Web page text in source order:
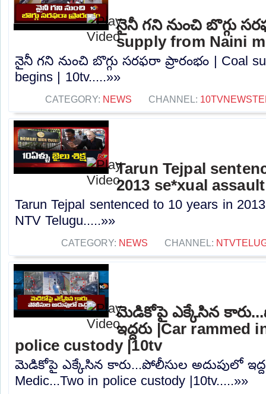
నైనీ గని నుంచి బొగ్గు
supply from Naini
నైనీ గని నుంచి బొగ్గు సరఫరా ప్రారంభం | Coal
begins | 10tv.....»»
CATEGORY: NEWS CHANNEL:
Tarun Tejpal
2013 se*xual
Tarun Tejpal sentenced to 10 years in
NTV Telugu.....»»
CATEGORY: NEWS CHANNEL:
మెడికోపై ఎక్కేసిన
ఇద్దరు |Car rammed
police custody |10tv
మెడికోపై ఎక్కేసిన కారు...పోలీసుల అదుపులో
Medic...Two in police custody |10tv.....»»